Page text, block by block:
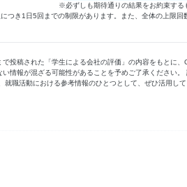
※必ずしも期待通りの結果をお約束する
つき1日5回までの制限があります。また、全体の上限回
投稿された「学生による会社の評価」の内容をもとに
情報が混ざる可能性があることを予めご了承ください
職活動における参考情報のひとつとして、ぜひ活用して